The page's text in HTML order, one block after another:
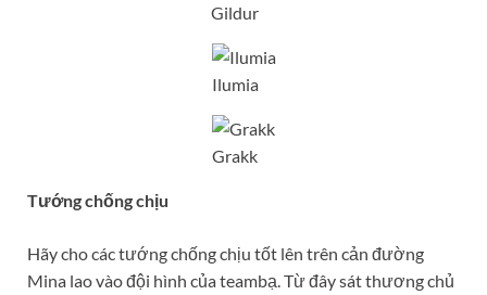
Gildur
Ilumia
Grakk
Tướng chống chịu
Hãy cho các tướng chống chịu tốt lên trên cản đường
Mina lao vào đội hình của teambạ. Từ đây sát thương chủ